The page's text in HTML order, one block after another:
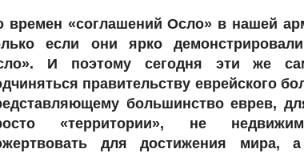
времен «соглашений Осло» в нашей
если они ярко
И поэтому сегодня эти же
правительству еврейского
большинство еврев,
«территории», не
для достижения мира, а